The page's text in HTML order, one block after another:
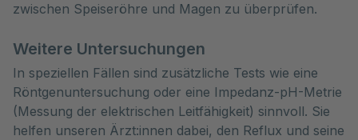
zwischen Speiseröhre und Magen zu überprüfen.
Weitere Untersuchungen
In speziellen Fällen sind zusätzliche Tests wie eine
Röntgenuntersuchung oder eine Impedanz-pH-Metrie
(Messung der elektrischen Leitfähigkeit) sinnvoll. Sie
helfen unseren Ärzt:innen dabei, den Reflux und seine